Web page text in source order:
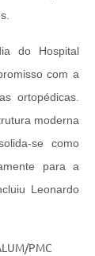
do Hospital
com a
ortopédicas.
moderna
se como
para a
Leonardo
PMC